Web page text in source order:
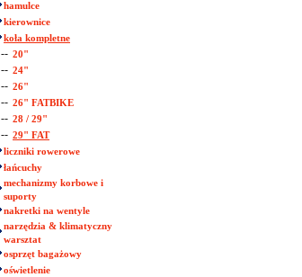
hamulce
kierownice
koła kompletne
-- 20"
-- 24"
-- 26"
-- 26" FATBIKE
-- 28 / 29"
-- 29" FAT
liczniki rowerowe
łańcuchy
mechanizmy korbowe i
suporty
nakretki na wentyle
narzędzia & klimatyczny
warsztat
osprzęt bagażowy
oświetlenie